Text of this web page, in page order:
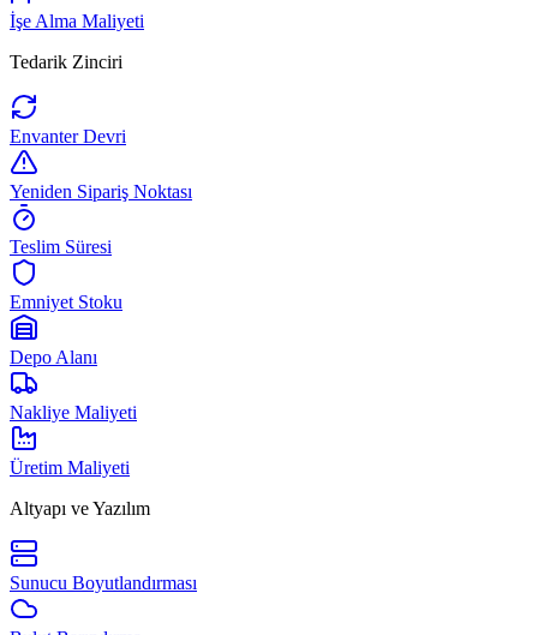
İşe Alma Maliyeti
Tedarik Zinciri
Envanter Devri
Yeniden Sipariş Noktası
Teslim Süresi
Emniyet Stoku
Depo Alanı
Nakliye Maliyeti
Üretim Maliyeti
Altyapı ve Yazılım
Sunucu Boyutlandırması